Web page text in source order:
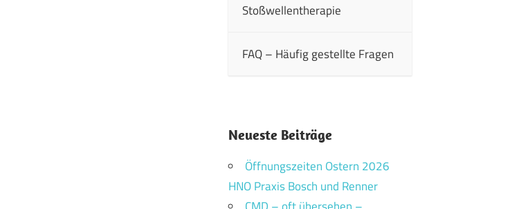
Stoßwellentherapie
FAQ – Häufig gestellte Fragen
Neueste Beiträge
Öffnungszeiten Ostern 2026
HNO Praxis Bosch und Renner